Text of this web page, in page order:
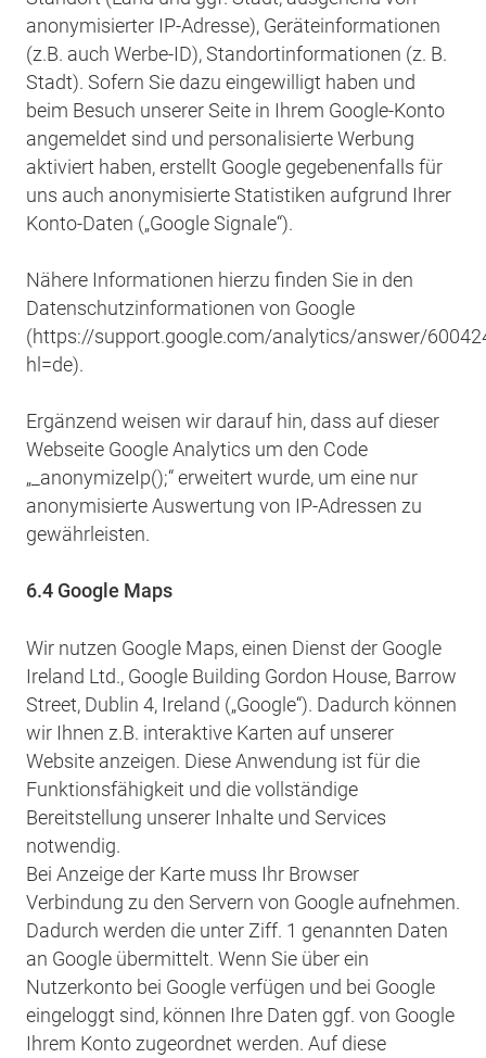
anonymisierter IP-Adresse), Geräteinformationen
(z.B. auch Werbe-ID), Standortinformationen (z. B.
Stadt). Sofern Sie dazu eingewilligt haben und
beim Besuch unserer Seite in Ihrem Google-Konto
angemeldet sind und personalisierte Werbung
aktiviert haben, erstellt Google gegebenenfalls für
uns auch anonymisierte Statistiken aufgrund Ihrer
Konto-Daten („Google Signale“).
Nähere Informationen hierzu finden Sie in den
Datenschutzinformationen von Google
(https://support.google.com/analytics/answer/
hl=de).
Ergänzend weisen wir darauf hin, dass auf dieser
Webseite Google Analytics um den Code
„_anonymizeIp();“ erweitert wurde, um eine nur
anonymisierte Auswertung von IP-Adressen zu
gewährleisten.
6.4 Google Maps
Wir nutzen Google Maps, einen Dienst der Google
Ireland Ltd., Google Building Gordon House, Barrow
Street, Dublin 4, Ireland („Google“). Dadurch können
wir Ihnen z.B. interaktive Karten auf unserer
Website anzeigen. Diese Anwendung ist für die
Funktionsfähigkeit und die vollständige
Bereitstellung unserer Inhalte und Services
notwendig.
Bei Anzeige der Karte muss Ihr Browser
Verbindung zu den Servern von Google aufnehmen.
Dadurch werden die unter Ziff. 1 genannten Daten
an Google übermittelt. Wenn Sie über ein
Nutzerkonto bei Google verfügen und bei Google
eingeloggt sind, können Ihre Daten ggf. von Google
Ihrem Konto zugeordnet werden. Auf diese